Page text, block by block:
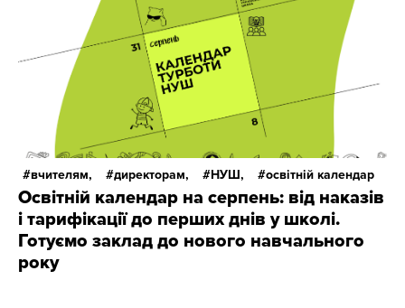
вчителям, директорам, НУШ, освітній календар
Освітній календар на серпень: від наказів
і тарифікації до перших днів у школі.
Готуємо заклад до нового навчального
року